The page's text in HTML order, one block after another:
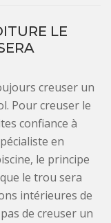
LE
creuser un
Pour creuser le
confiance à
en
le principe
le trou sera
intérieures de
de creuser un